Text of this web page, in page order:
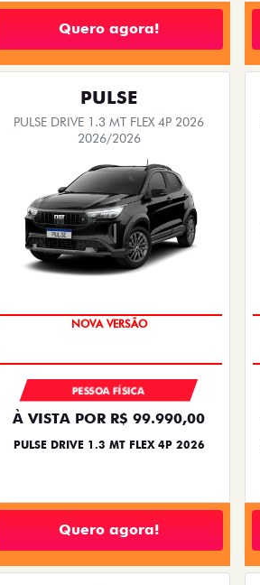
Quero agora!
PULSE
PULSE DRIVE 1.3 MT FLEX 4P 2026
2026/2026
PREÇO IMPERDÍVEL
PESSOA FÍSICA
À VISTA POR R$ 99.990,00
PULSE DRIVE 1.3 MT FLEX 4P 2026
Quero agora!